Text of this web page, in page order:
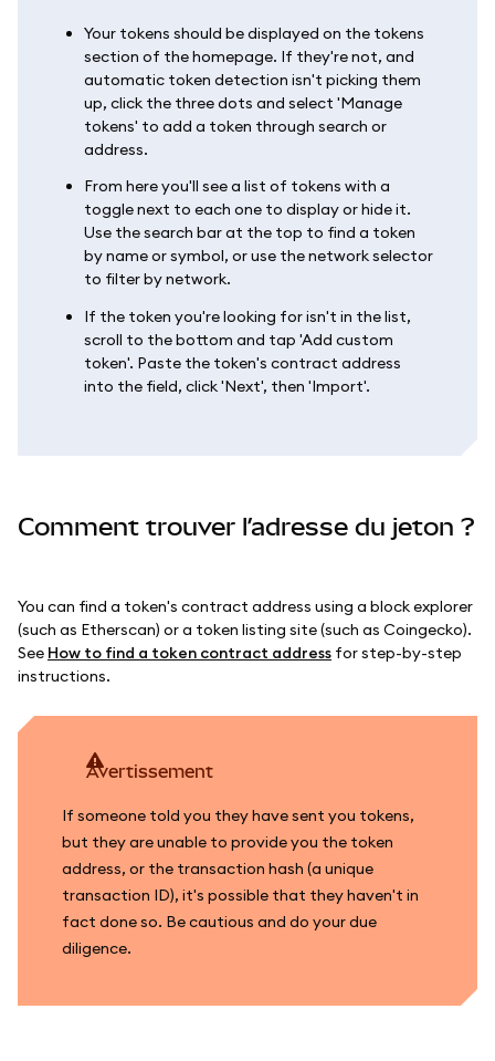
Your tokens should be displayed on the tokens
section of the homepage. If they're not, and
automatic token detection isn't picking them
up, click the three dots and select 'Manage
tokens' to add a token through search or
address.
From here you'll see a list of tokens with a
toggle next to each one to display or hide it.
Use the search bar at the top to find a token
by name or symbol, or use the network selector
to filter by network.
If the token you're looking for isn't in the list,
scroll to the bottom and tap 'Add custom
token'. Paste the token's contract address
into the field, click 'Next', then 'Import'.
Comment trouver l’adresse du jeton ?
You can find a token's contract address using a block explorer
(such as Etherscan) or a token listing site (such as Coingecko).
See How to find a token contract address for step-by-step
instructions.
avertissement
If someone told you they have sent you tokens,
but they are unable to provide you the token
address, or the transaction hash (a unique
transaction ID), it's possible that they haven't in
fact done so. Be cautious and do your due
diligence.